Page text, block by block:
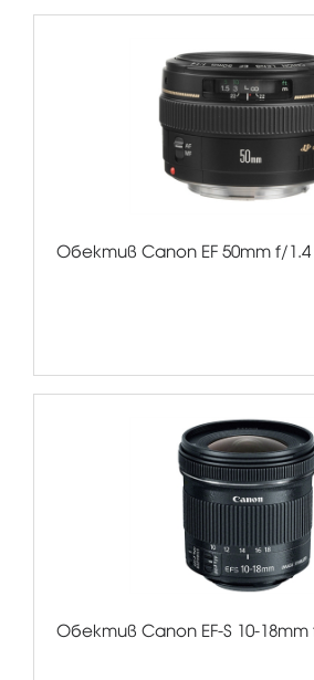
Обектив Canon EF 50mm f/1.4
Обектив Canon EF-S 10-18mm